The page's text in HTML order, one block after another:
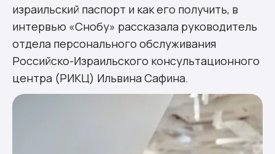
израильский паспорт и как его получить, в
интервью «Снобу» рассказала руководитель
отдела персонального обслуживания
Российско-Израильского консультационного
центра (РИКЦ) Ильвина Сафина.